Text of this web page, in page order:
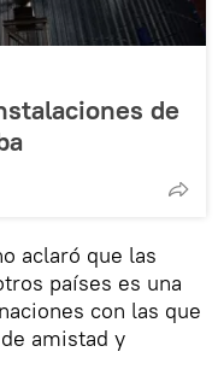
de
aclaró que las
países es una
con las que
amistad y